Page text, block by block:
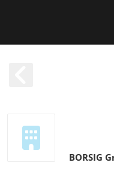
BORSIG